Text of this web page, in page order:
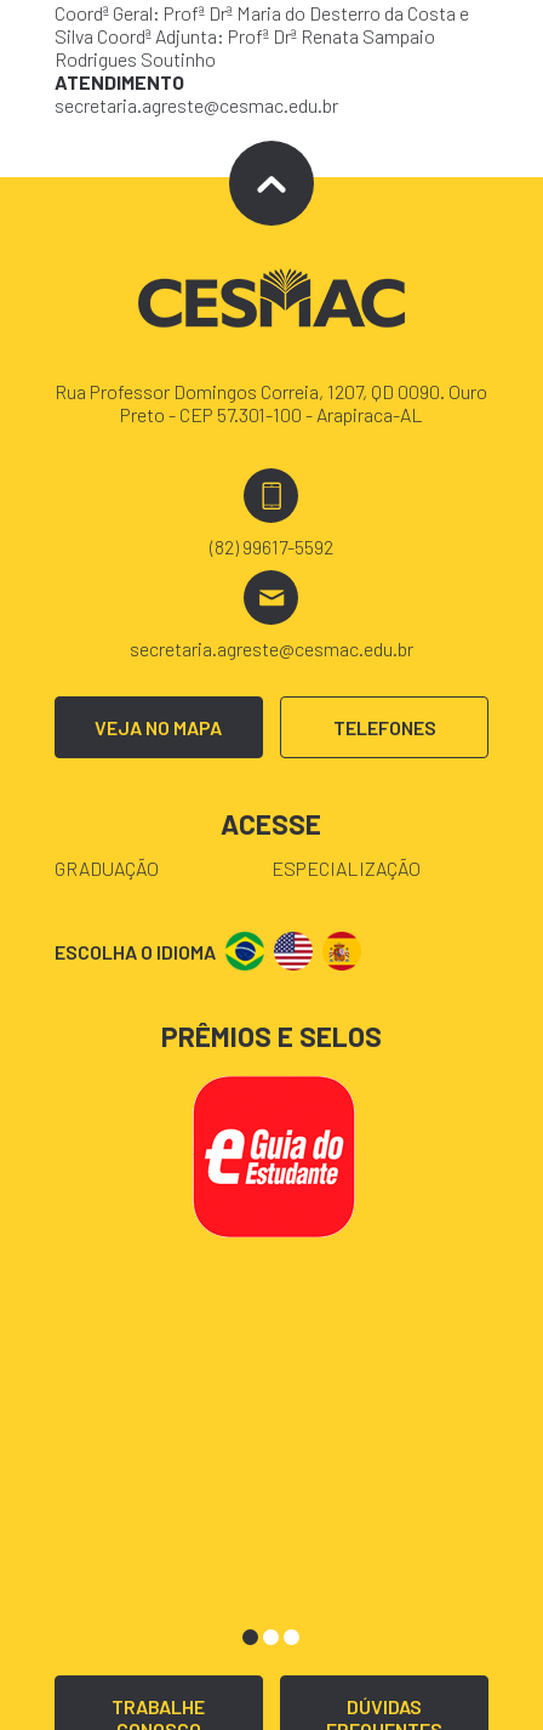
Coordª Geral: Profª Drª Maria do Desterro da Costa e
Silva Coordª Adjunta: Profª Drª Renata Sampaio
Rodrigues Soutinho
ATENDIMENTO
secretaria.agreste@cesmac.edu.br
Rua Professor Domingos Correia, 1207, QD 0090. Ouro
Preto - CEP 57.301-100 - Arapiraca-AL
(82) 99617-5592
secretaria.agreste@cesmac.edu.br
VEJA NO MAPA TELEFONES
ACESSE
GRADUAÇÃO ESPECIALIZAÇÃO
ESCOLHA O IDIOMA
PRÊMIOS E SELOS
TRABALHE
DÚVIDAS